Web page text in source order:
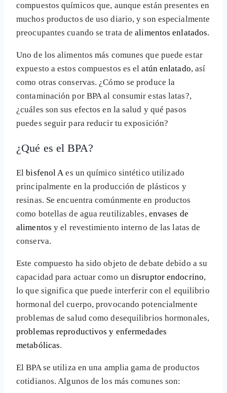
compuestos químicos que, aunque están presentes en
muchos productos de uso diario, y son especialmente
preocupantes cuando se trata dealimentos enlatados.
Uno de los alimentos más comunes que puede estar
expuesto a estos compuestos es elatún enlatado, así
como otras conservas. ¿Cómo se produce la
contaminación por BPA al consumir estas latas?,
¿cuáles son sus efectos en la salud y qué pasos
puedes seguir para reducir tu exposición?
¿Qué es el BPA?
Elbisfenol A es un químico sintético utilizado
principalmente en la producción de plásticos y
resinas. Se encuentra comúnmente en productos
como botellas de agua reutilizables, envases de
alimentos y el revestimiento interno de las latas de
conserva.
Este compuesto ha sido objeto de debate debido a su
capacidad para actuar como undisruptor endocrino,
lo que significa que puede interferir con el equilibrio
hormonal del cuerpo, provocando potencialmente
problemas de salud como desequilibrios hormonales,
problemas reproductivos y enfermedades
metabólicas.
El BPA se utiliza en una amplia gama de productos
cotidianos. Algunos de los más comunes son: